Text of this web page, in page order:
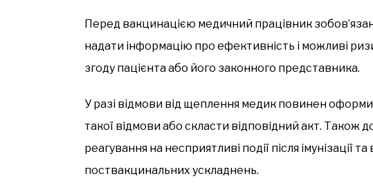
Перед вакцинацією медичний працівник
надати інформацію про ефективність і можливі
згоду пацієнта або його законного представника.
У разі відмови від щеплення медик повинен
такої відмови або скласти відповідний акт. Також
реагування на несприятливі події після імунізації
поствакцинальних ускладнень.